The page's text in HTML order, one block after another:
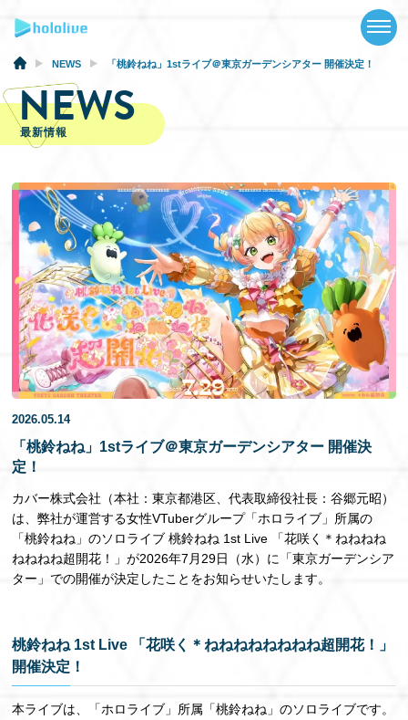
NEWS
SCHEDULE
EVENTS
VIDEOS
MUSIC
GOODS
SPECIAL
EN
NEWS 「桃鈴ねね」1stライブ＠東京ガーデンシアター 開催決定！
NEWS
最新情報
2026.05.14
「桃鈴ねね」1stライブ＠東京ガーデンシアター 開催決
定！
カバー株式会社（本社：東京都港区、代表取締役社長：谷郷元昭）
は、弊社が運営する女性VTuberグループ「ホロライブ」所属の
「桃鈴ねね」のソロライブ 桃鈴ねね 1st Live 「花咲く＊ねねねね
ねねねね超開花！」が2026年7月29日（水）に「東京ガーデンシア
ター」での開催が決定したことをお知らせいたします。
桃鈴ねね 1st Live 「花咲く＊ねねねねねねねね超開花！」
開催決定！
本ライブは、「ホロライブ」所属「桃鈴ねね」のソロライブです。